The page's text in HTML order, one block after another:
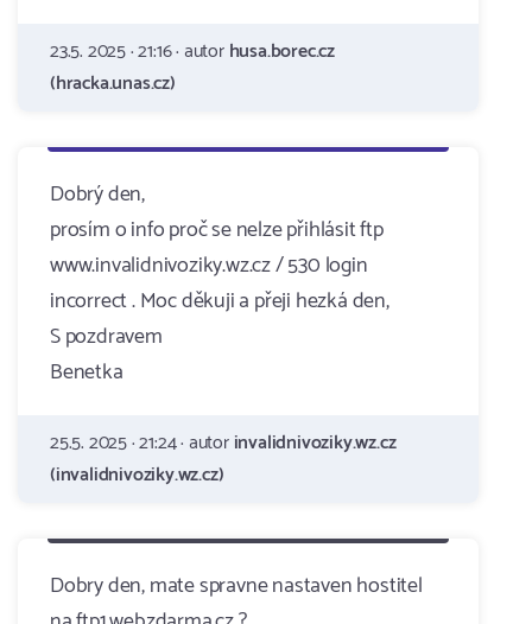
23.5. 2025 · 21:16 · autorhusa.borec.cz
(hracka.unas.cz)
Dobrý den,
prosím o info proč se nelze přihlásit ftp
www.invalidnivoziky.wz.cz / 530 login
incorrect . Moc děkuji a přeji hezká den,
S pozdravem
Benetka
25.5. 2025 · 21:24 · autorinvalidnivoziky.wz.cz
(invalidnivoziky.wz.cz)
Dobry den, mate spravne nastaven hostitel